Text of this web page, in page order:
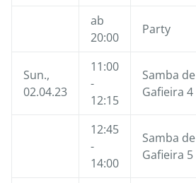
ab
20:00
Party
Sun.,
02.04.23
11:00
-
12:15
Samba de
Gafieira 4
12:45
-
14:00
Samba de
Gafieira 5